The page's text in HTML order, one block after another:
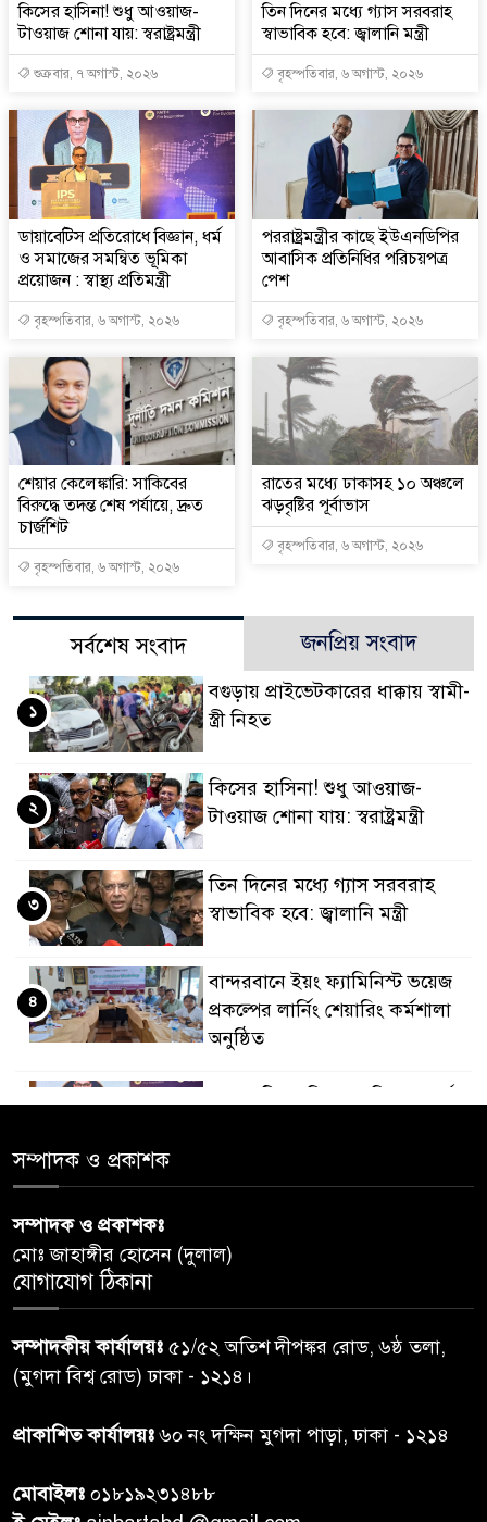
কিসের হাসিনা! শুধু আওয়াজ-
টাওয়াজ শোনা যায়: স্বরাষ্ট্রমন্ত্রী
শুক্রবার, ৭ অগাস্ট, ২০২৬
তিন দিনের মধ্যে গ্যাস সরবরাহ
স্বাভাবিক হবে: জ্বালানি মন্ত্রী
বৃহস্পতিবার, ৬ অগাস্ট, ২০২৬
ডায়াবেটিস প্রতিরোধে বিজ্ঞান, ধর্ম
ও সমাজের সমন্বিত ভূমিকা
প্রয়োজন : স্বাস্থ্য প্রতিমন্ত্রী
বৃহস্পতিবার, ৬ অগাস্ট, ২০২৬
পররাষ্ট্রমন্ত্রীর কা‌ছে ইউএনডিপির
আবাসিক প্রতিনিধির পরিচয়পত্র
পেশ
বৃহস্পতিবার, ৬ অগাস্ট, ২০২৬
শেয়ার কেলেঙ্কারি: সাকিবের
বিরুদ্ধে তদন্ত শেষ পর্যায়ে, দ্রুত
চার্জশিট
বৃহস্পতিবার, ৬ অগাস্ট, ২০২৬
রাতের মধ্যে ঢাকাসহ ১০ অঞ্চলে
ঝড়বৃষ্টির পূর্বাভাস
বৃহস্পতিবার, ৬ অগাস্ট, ২০২৬
সর্বশেষ সংবাদ জনপ্রিয় সংবাদ
বগুড়ায় প্রাইভেটকারের ধাক্কায় স্বামী-
স্ত্রী নিহত
১
কিসের হাসিনা! শুধু আওয়াজ-
টাওয়াজ শোনা যায়: স্বরাষ্ট্রমন্ত্রী
২
তিন দিনের মধ্যে গ্যাস সরবরাহ
স্বাভাবিক হবে: জ্বালানি মন্ত্রী
৩
বান্দরবানে ইয়ং ফ্যামিনিস্ট ভয়েজ
প্রকল্পের লার্নিং শেয়ারিং কর্মশালা
অনুষ্ঠিত
৪
পেশ
৬
তদন্ত শেষ পর্যায়ে, দ্রুত চার্জশিট
৭
রাতের মধ্যে ঢাকাসহ ১০ অঞ্চলে
ঝড়বৃষ্টির পূর্বাভাস
৮
সম্পাদক ও প্রকাশক
সম্পাদক ও প্রকাশকঃ
মোঃ জাহাঙ্গীর হোসেন (দুলাল)
যোগাযোগ ঠিকানা
সম্পাদকীয় কার্যালয়ঃ ৫১/৫২ অতিশ দীপঙ্কর রোড, ৬ষ্ঠ তলা,
(মুগদা বিশ্ব রোড) ঢাকা - ১২১৪।
প্রাকাশিত কার্যালয়ঃ৬০ নং দক্ষিন মুগদা পাড়া, ঢাকা - ১২১৪
মোবাইলঃ ০১৮১৯২৩১৪৮৮